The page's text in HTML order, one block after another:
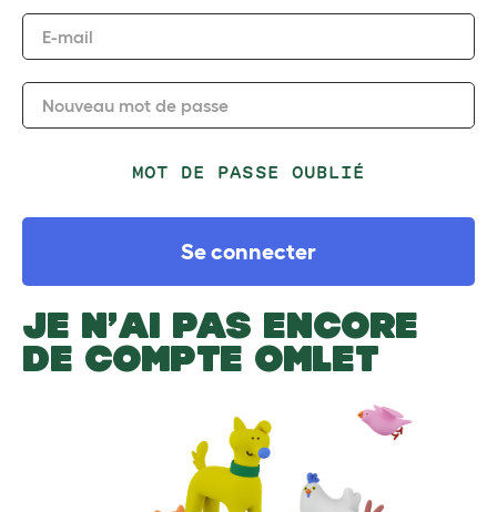
E-mail
Nouveau mot de passe
MOT DE PASSE OUBLIÉ
Se connecter
JE N’AI PAS ENCORE
DE COMPTE OMLET